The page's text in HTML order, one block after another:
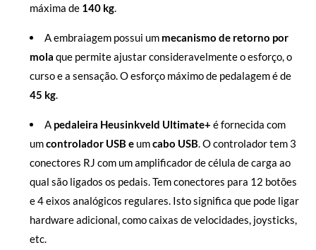
máxima de 140 kg.
A embraiagem possui um mecanismo de retorno por
mola que permite ajustar consideravelmente o esforço, o
curso e a sensação. O esforço máximo de pedalagem é de
45 kg.
A pedaleira Heusinkveld Ultimate+ é fornecida com
umcontrolador USB eumcabo USB. O controlador tem 3
conectores RJ com um amplificador de célula de carga ao
qual são ligados os pedais. Tem conectores para 12 botões
e 4 eixos analógicos regulares. Isto significa que pode ligar
hardware adicional, como caixas de velocidades, joysticks,
etc.